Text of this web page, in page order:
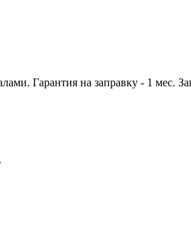
Гарантия на заправку - 1 мес.